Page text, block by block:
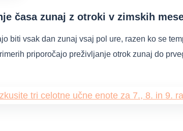
časa zunaj z otroki v zimskih
biti vsak dan zunaj vsaj pol ure, razen ko se
priporočajo preživljanje otrok zunaj do